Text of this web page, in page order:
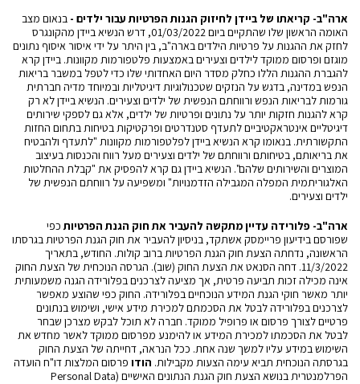
ארה"ב- קריאתו של ביידן לחיזוק הגנות הפרטיות עבור ילדים - בנאום מצב
האומה
הראשון שלו שהתקיים ביום 01/03/2022, דרש הנשיא ביידן מהקונגרס
לחזק את ההגנות על פרטיות הילדים בארה"ב, בין היתר על ידי איסור איסוף נתונים
מוגזם ופרסום ממוקד לילדים וצעירים באמצעות פלטפורמות מקוונות. ביידן קרא
להגברת ההגנות הללו כחלק מסדר היום האחדותי שלו כדי לטפל במשבר בריאות
הנפש במדינה, בדגש על הנזקים שטכנולוגיות דיגיטליות ובמיוחד מדיה חברתית
גורמות לבריאות הנפש ורווחתם הנפשית של ילדים וצעירים. הנשיא ביידן לא רק
קרא להגנות חזקות יותר על נתונים ופרטיות של ילדים, אלא גם לספקי שירותים
דיגיטליים אינטראקטיביים לתעדף סטנדרטים ופרקטיקות בטיחות בתחום החזות
התקשורתית. בנאומו קרא הנשיא ביידן לפלטפורמות מקוונות "לתעדף ולהבטיח
את בריאותם, בטיחותם ורווחתם של ילדים וצעירים מעל רווח והכנסות בעיצוב
המוצרים והשירותים שלהם". הנשיא ביידן גם קרא להפסיק את "קבלת ההחלטות
האלגוריתמית המפלה המגבילה הזדמנויות" ומשפיעה על רווחתם הנפשית של
ילדים וצעירים.
ארה"ב- פלורידה עדיין מתקשה להעביר את חוק הגנת הפרטיות כפי
שפורסםבידיעון פריימסק אשתקד, בניסיון להעביר את חוק הגנת הפרטיות בגרסתו
הראשונה, נדחתה הצעת חוק הגנת הפרטיות ברוב קולות. החודש, בתאריך
11/3/2022. דחה הסנאט את הצעת החוק (שוב). הגרסה הנוכחית של הצעת החוק
אינה מכילה זכות תביעה פרטית, אך מציעה לצרכנים בפלורידה הגנה משמעותית
יותר מאשר חוקי הגנת המידע הנוכחיים בפלורידה. החוק כפי שהוצע מאפשר
לצרכנים בפלורידה לבטל את הסכמתם למכירת מידע אישי, ושימוש בנתונים
פרטיים לצורך פרסום או פרופיל ממוקד. חברה לא תוכל לבקש מצרכן שבחר
לבטל את הסכמתו למכירת המידע או להימנע מפרסום ממוקד לאשר מחדש את
השימוש במידע עליו למשך שנה אחת. ככל הנראה, דחייתה של הצעת החוק
בגרסתה הנוכחית תביא עימה הצעות מקבילות. הודו פרסום המלצותדו"ח הועדה
הפרלמנטרית
בנושא הצעת חוק הגנת הנתונים האישיים (Personal Data